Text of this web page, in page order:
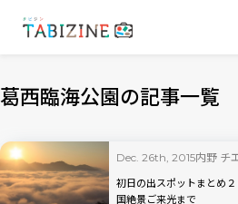
葛西臨海公園の記事一覧
Dec. 26th, 2015内野 チ
初日の出スポットまとめ
国絶景ご来光まで